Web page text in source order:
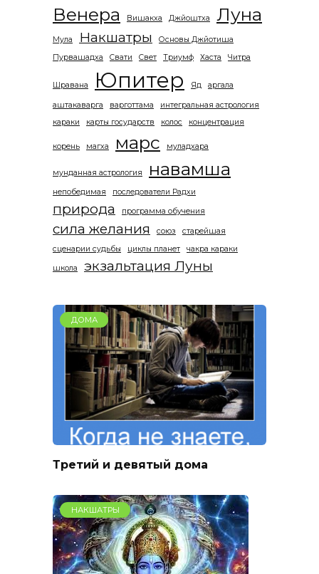
Венера Вишакха Джйоштха Луна
Мула Накшатры
Основы Джйотиша
Пурвашадха
Свати Свет Триумф Хаста Читра
Шравана Юпитер Яд аргала
аштакаварга варготтама
интегральная астрология
караки
карты государств колос концентрация
корень магха марс муладхара
мунданная астрология навамша
непобедимая последователи Радхи
природа программа обучения
сила желания союз
старейшая
сценарии судьбы
циклы планет чакра караки
школа экзальтация Луны
ДОМА
Третий и девятый дома
НАКШАТРЫ